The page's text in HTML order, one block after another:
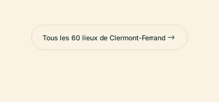
Tous les 60 lieux de Clermont-Ferrand